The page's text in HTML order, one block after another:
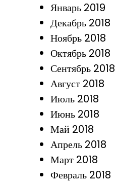
Январь 2019
Декабрь 2018
Ноябрь 2018
Октябрь 2018
Сентябрь 2018
Август 2018
Июль 2018
Июнь 2018
Май 2018
Апрель 2018
Март 2018
Февраль 2018